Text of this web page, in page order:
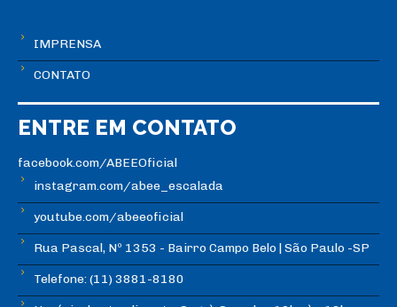
IMPRENSA
CONTATO
ENTRE EM CONTATO
facebook.com/ABEEOficial
instagram.com/abee_escalada
youtube.com/abeeoficial
Rua Pascal, Nº 1353 - Bairro Campo Belo | São Paulo -SP
Telefone: (11) 3881-8180